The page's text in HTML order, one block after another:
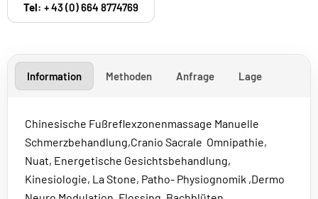
Tel: + 43 (0) 664 8774769
Information Methoden Anfrage Lage
Chinesische Fußreflexzonenmassage Manuelle
Schmerzbehandlung,Cranio Sacrale Omnipathie,
Nuat, Energetische Gesichtsbehandlung,
Kinesiologie, La Stone, Patho- Physiognomik ,Dermo